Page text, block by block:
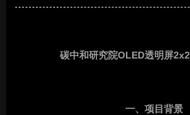
碳中和研究院OLED透明屏
一、项目背景